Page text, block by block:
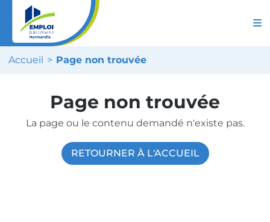
Accueil Page non trouvée
Page non trouvée
La page ou le contenu demandé n'existe pas.
RETOURNER À L'ACCUEIL